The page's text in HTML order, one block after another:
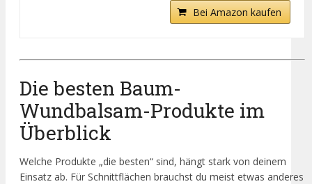
Bei Amazon kaufen
Die besten Baum-
Wundbalsam-Produkte im
Überblick
Welche Produkte „die besten“ sind, hängt stark von deinem
Einsatz ab. Für Schnittflächen brauchst du meist etwas anderes